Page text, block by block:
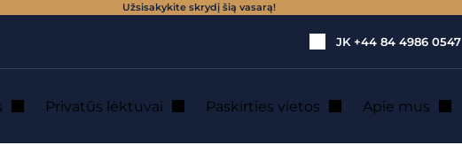
Užsisakykite skrydį šią vasarą!
JK +44 84 4986 0547
Privatūs lėktuvai Paskirties vietos Apie mus